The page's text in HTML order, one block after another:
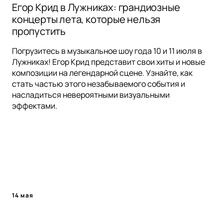
Егор Крид в Лужниках: грандиозные
концерты лета, которые нельзя
пропустить
Погрузитесь в музыкальное шоу года 10 и 11 июля в
Лужниках! Егор Крид представит свои хиты и новые
композиции на легендарной сцене. Узнайте, как
стать частью этого незабываемого события и
насладиться невероятными визуальными
эффектами.
14 мая